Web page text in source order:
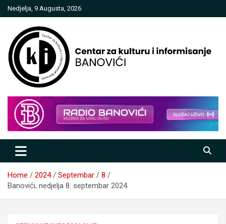
Skip
to
Nedjelja, 9 Augusta, 2026
Centar za kulturu i informisanje
Banovići
Home 2024 Septembar
8
Banovići, nedjelja 8. septembar 2024.